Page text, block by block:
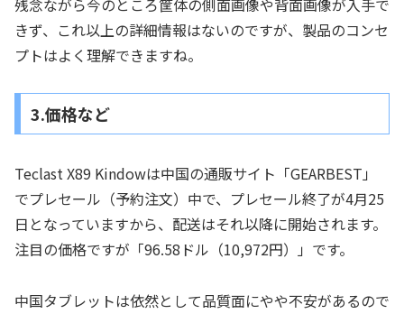
きず、これ以上の詳細情報はないのですが、製品のコンセ
プトはよく理解できますね。
3.価格など
Teclast X89 Kindowは中国の通販サイト「GEARBEST」
でプレセール（予約注文）中で、プレセール終了が4月25
日となっていますから、配送はそれ以降に開始されます。
注目の価格ですが「96.58ドル（10,972円）」です。
中国タブレットは依然として品質面にやや不安があるので